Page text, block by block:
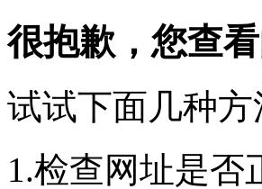
很抱歉，您查
试试下面几种方
1.检查网址是否